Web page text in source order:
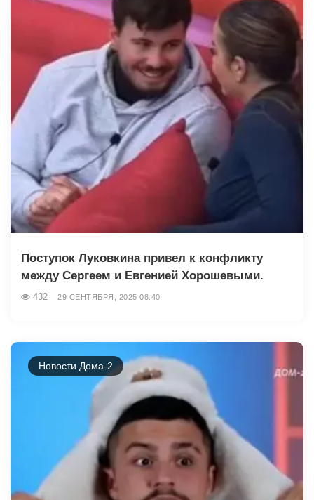
Поступок Луковкина привел к конфликту
между Сергеем и Евгенией Хорошевыми.
432 29 СЕНТЯБРЯ, 2025 08:40
Новости Дома-2